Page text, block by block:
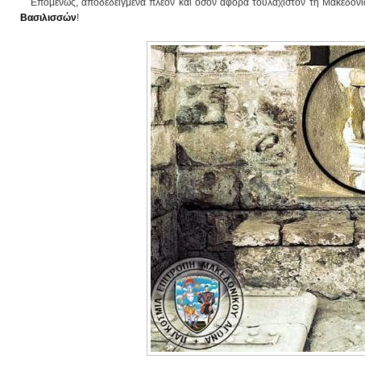
Επομένως, αποδεδειγμένα πλέον και όσον αφορά τουλάχιστον τη
Βασιλισσών!